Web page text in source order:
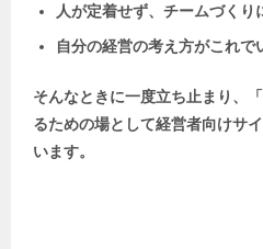
人が定着せず、チームづくり
自分の経営の考え方がこれで
そんなときに一度立ち止まり、
るための場として経営者向けサ
います。